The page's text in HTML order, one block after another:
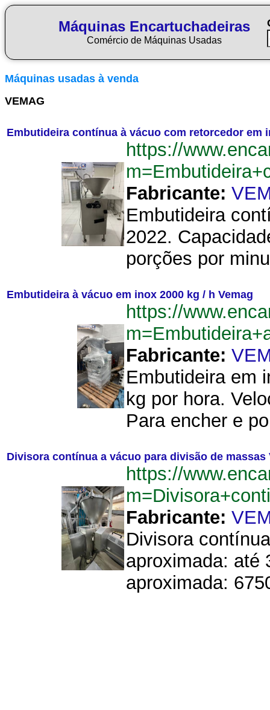
Máquinas Encartuchadeiras
Comércio de Máquinas Usadas
Máquinas usadas à venda
VEMAG
Embutideira contínua à vácuo com retorcedor em
https://
Fabricante:
Embutideira
2022.
porções por
Embutideira à vácuo em inox 2000 kg / h Vemag
https://
Fabricante:
Embutideira em
kg por hora.
Para encher e
Divisora contínua a vácuo para divisão de massas
https://
Fabricante:
Divisora
aproximada: até
aproximada: